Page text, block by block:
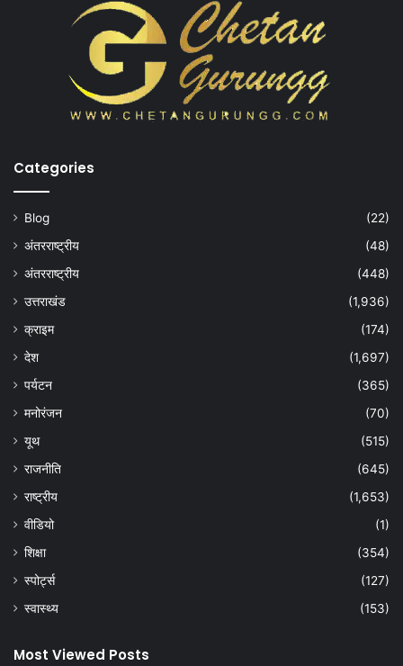
Categories
Blog
(22)
अंतरराष्ट्रीय
(48)
अंतरराष्ट्रीय
(448)
उत्तराखंड
(1,936)
क्राइम
(174)
देश
(1,697)
पर्यटन
(365)
मनोरंजन
(70)
यूथ
(515)
राजनीति
(645)
राष्ट्रीय
(1,653)
वीडियो
(1)
शिक्षा
(354)
स्पोर्ट्स
(127)
स्वास्थ्य
(153)
Most Viewed Posts